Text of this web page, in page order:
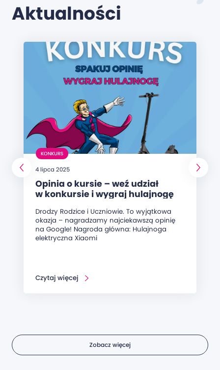
Aktualności
KONKURS
4 lipca 2025
Opinia o kursie – weź udział
w konkursie i wygraj hulajnogę
Drodzy Rodzice i Uczniowie. To wyjątkowa
okazja – nagradzamy najciekawszą opinię
na Google! Nagroda główna: Hulajnoga
elektryczna Xiaomi
Czytaj więcej
Zobacz więcej